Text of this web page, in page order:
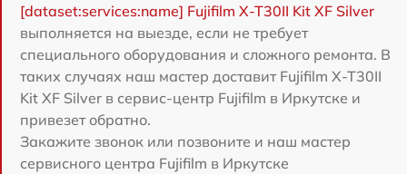
[dataset:services:name] Fujifilm X-T30II Kit XF Silver
выполняется на выезде, если не требует
специального оборудования и сложного ремонта. В
таких случаях наш мастер доставит Fujifilm X-T30II
Kit XF Silver в сервис-центр Fujifilm в Иркутске и
привезет обратно.
Закажите звонок или позвоните и наш мастер
сервисного центра Fujifilm в Иркутске